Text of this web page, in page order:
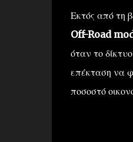
Εκτός από τη
Off-Road
όταν το
επέκταση να
ποσοστό